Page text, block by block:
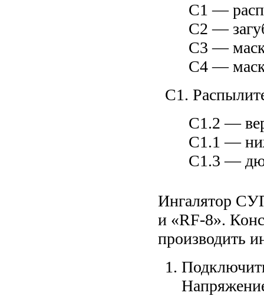
С1 —
С2 —
С3 —
С4 —
С1.
С1.2 —
С1.1 —
С1.3 —
Ингалятор СУПЕР-ЭКО оснащен распылителями «RF-2»
и «RF-8». Конструкции
производить
Подключить шнур